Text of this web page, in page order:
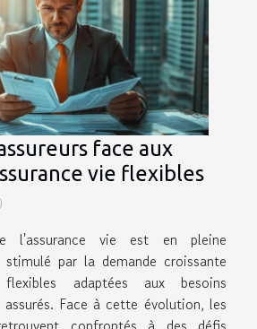
face aux
vie flexibles
l'assurance vie est en pleine
par la demande croissante
adaptées aux besoins
assurés. Face à cette évolution, les